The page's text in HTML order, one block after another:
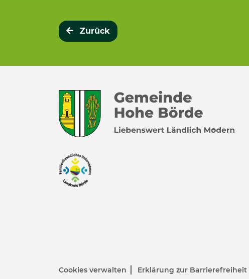
Zurück
Cookies verwalten Erklärung zur Barrierefreiheit